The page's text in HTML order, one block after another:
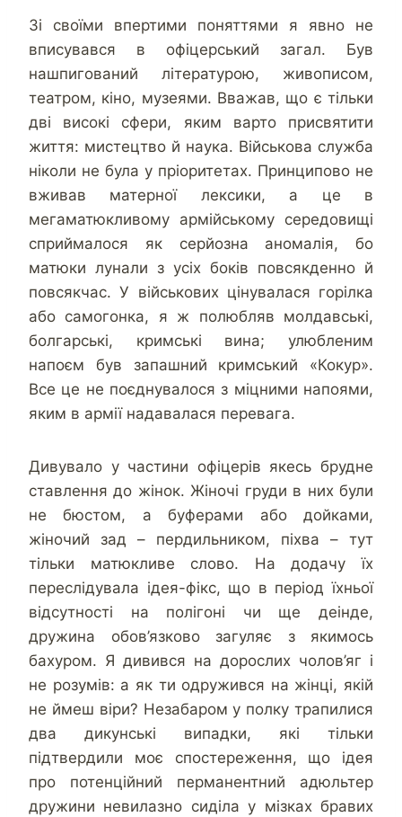
Зі своїми впертими поняттями я явно не
вписувався в офіцерський загал. Був
нашпигований літературою, живописом,
театром, кіно, музеями. Вважав, що є тільки
дві високі сфери, яким варто присвятити
життя: мистецтво й наука. Військова служба
ніколи не була у пріоритетах. Принципово не
вживав матерної лексики, а це в
мегаматюкливому армійському середовищі
сприймалося як серйозна аномалія, бо
матюки лунали з усіх боків повсякденно й
повсякчас. У військових цінувалася горілка
або самогонка, я ж полюбляв молдавські,
болгарські, кримські вина; улюбленим
напоєм був запашний кримський «Кокур».
Все це не поєднувалося з міцними напоями,
яким в армії надавалася перевага.
Дивувало у частини офіцерів якесь брудне
ставлення до жінок. Жіночі груди в них були
не бюстом, а буферами або дойками,
жіночий зад – пердильником, піхва – тут
тільки матюкливе слово. На додачу їх
переслідувала ідея-фікс, що в період їхньої
відсутності на полігоні чи ще деінде,
дружина обов’язково загуляє з якимось
бахуром. Я дивився на дорослих чолов’яг і
не розумів: а як ти одружився на жінці, якій
не ймеш віри? Незабаром у полку трапилися
два дикунські випадки, які тільки
підтвердили моє спостереження, що ідея
про потенційний перманентний адюльтер
дружини невилазно сиділа у мізках бравих